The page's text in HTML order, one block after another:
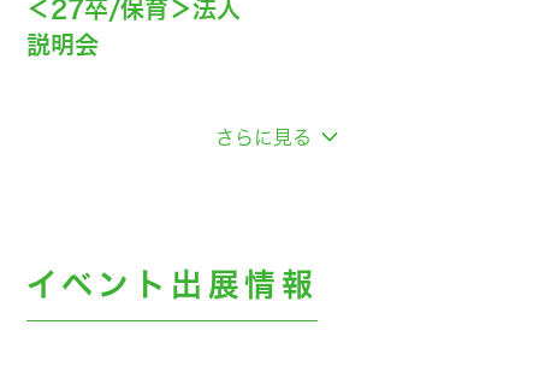
＜27卒/保育＞法人
説明会
さらに見る
イベント出展情報